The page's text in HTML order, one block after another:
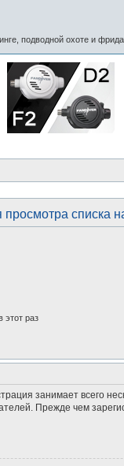
подводной охоте и
просмотра списка
этот раз
занимает всего
Прежде чем